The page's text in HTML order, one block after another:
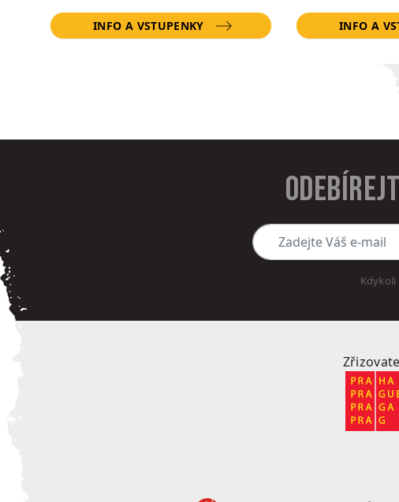
INFO A VSTUPENKY INFO A
Zadejte Váš e-mail